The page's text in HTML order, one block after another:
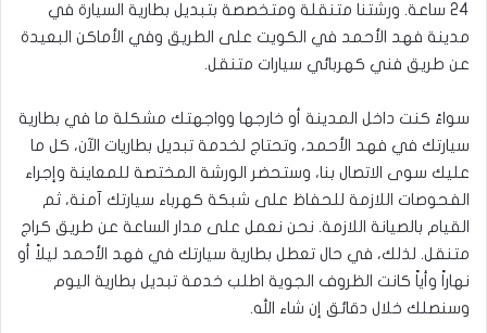
24 ساعة. ورشتنا متنقلة ومتخصصة بتبديل بطارية السيارة في
مدينة فهد الأحمد في الكويت على الطريق وفي الأماكن البعيدة
عن طريق فني كهربائي سيارات متنقل.
سواءً كنت داخل المدينة أو خارجها وواجهتك مشكلة ما في بطارية
سيارتك في فهد الأحمد، وتحتاج لخدمة تبديل بطاريات الآن، كل ما
عليك سوى الاتصال بنا، وستحضر الورشة المختصة للمعاينة وإجراء
الفحوصات اللازمة للحفاظ على شبكة كهرباء سيارتك آمنة، ثم
القيام بالصيانة اللازمة. نحن نعمل على مدار الساعة عن طريق كراج
متنقل. لذلك، في حال تعطل بطارية سيارتك في فهد الأحمد ليلاً أو
نهاراً وأياً كانت الظروف الجوية اطلب خدمة تبديل بطارية اليوم
وسنصلك خلال دقائق إن شاء الله.